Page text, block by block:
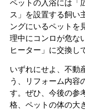
ペットの入浴には「
ス」を設置する飼い
ングにいるペットを
理中にコンロが危な
ヒーター」に交換し
いずれにせよ、不動
う、リフォーム内容
す。ぜひ、今後の参
格、ペットの体の大